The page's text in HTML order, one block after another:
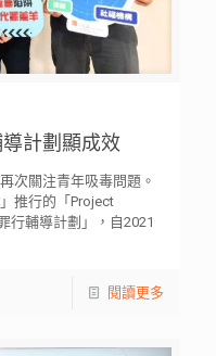
計劃顯成效
次關注青年吸毒問題。
推行的「Project
行輔導計劃」，自2021
閱讀更多